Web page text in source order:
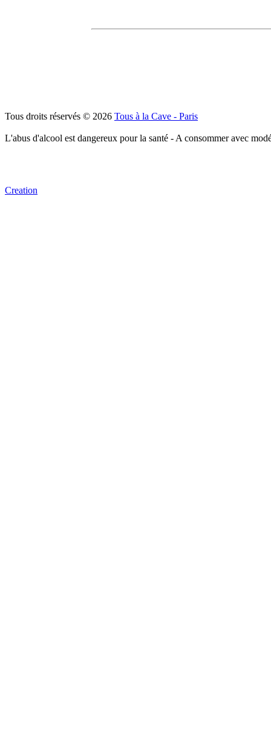
Tous droits réservés © 2026 Tous à la Cave - Paris
L'abus d'alcool est dangereux pour la santé - A consommer avec
Creation